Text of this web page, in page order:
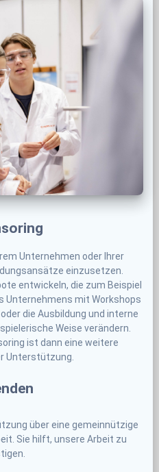
Unternehmen oder Ihrer
einzusetzen.
entwickeln, die zum Beispiel
Unternehmens mit Workshops
die Ausbildung und interne
Weise verändern.
ist dann eine weitere
Unterstützung.
über eine gemeinnützige
Sie hilft, unsere Arbeit zu